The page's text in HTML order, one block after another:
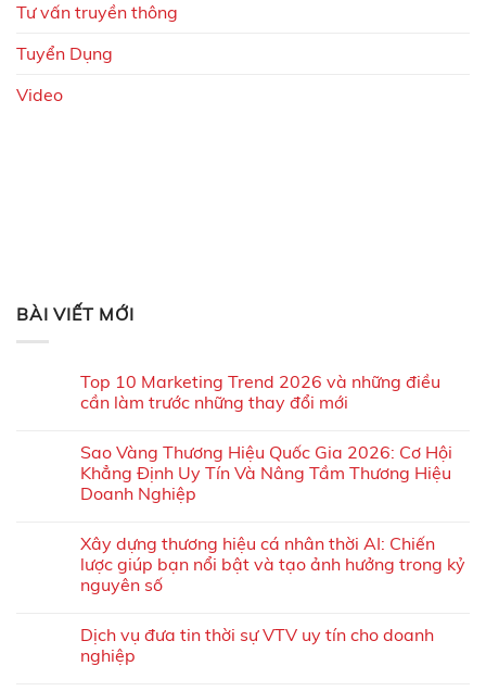
Tư vấn truyền thông
Tuyển Dụng
Video
BÀI VIẾT MỚI
Top 10 Marketing Trend 2026 và những điều
cần làm trước những thay đổi mới
Sao Vàng Thương Hiệu Quốc Gia 2026: Cơ Hội
Khẳng Định Uy Tín Và Nâng Tầm Thương Hiệu
Doanh Nghiệp
Xây dựng thương hiệu cá nhân thời AI: Chiến
lược giúp bạn nổi bật và tạo ảnh hưởng trong kỷ
nguyên số
Dịch vụ đưa tin thời sự VTV uy tín cho doanh
nghiệp